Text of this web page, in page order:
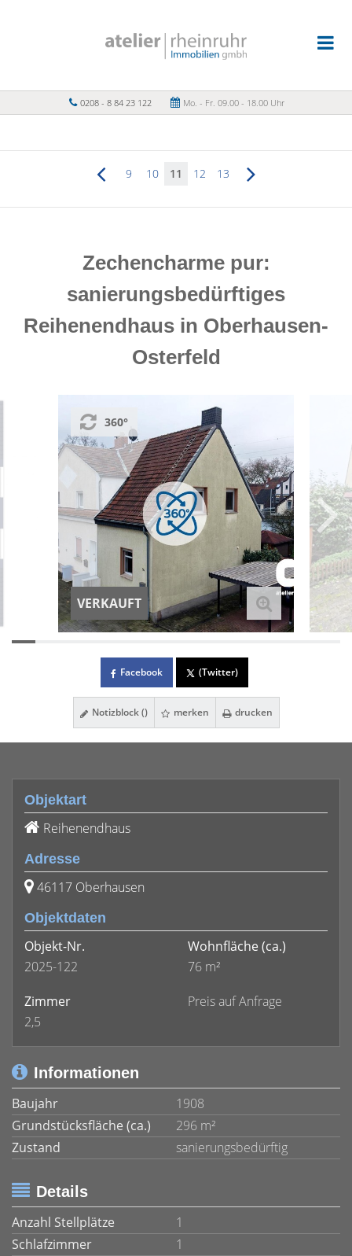
0208 - 8 84 23 122 Mo. - Fr. 09.00 - 18.00 Uhr
9 10 11 12 13
Zechencharme pur:
sanierungsbedürftiges
Reihenendhaus in Oberhausen-
Osterfeld
VERKAUFT
360°
Facebook (Twitter)
Notizblock () merken drucken
Objektart
Reihenendhaus
Adresse
46117 Oberhausen
Objektdaten
Objekt-Nr.
2025-122
Wohnfläche (ca.)
76 m²
Zimmer
2,5
Preis auf Anfrage
Informationen
Baujahr
1908
Grundstücksfläche (ca.)
296 m²
Zustand
sanierungsbedürftig
Details
Anzahl Stellplätze
1
Schlafzimmer
1